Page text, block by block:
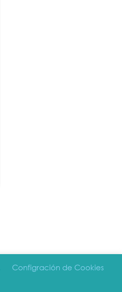
Configración de Cookies